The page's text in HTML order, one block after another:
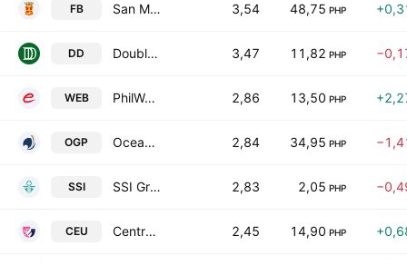
FB San Miguel Food & Beverage, Inc. 3,54 48,75 PHP
DD DoubleDragon Corporation 3,47 11,82 PHP
WEB PhilWeb Corporation 2,86 13,50 PHP
OGP OceanaGold Philippines, Inc. 2,84 34,95 PHP
SSI SSI Group, Inc. 2,83 2,05 PHP
CEU Centro Escolar University 2,45 14,90 PHP